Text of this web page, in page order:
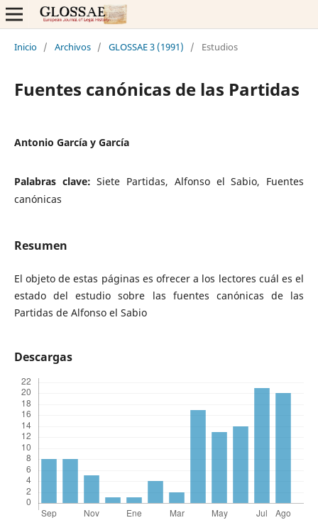
Inicio / Archivos / GLOSSAE 3 (1991) / Estudios
Fuentes canónicas de las Partidas
Antonio García y García
Palabras clave:Siete Partidas, Alfonso el Sabio, Fuentes
canónicas
Resumen
El objeto de estas páginas es ofrecer a los lectores cuál es el
estado del estudio sobre las fuentes canónicas de las
Partidas de Alfonso el Sabio
Descargas